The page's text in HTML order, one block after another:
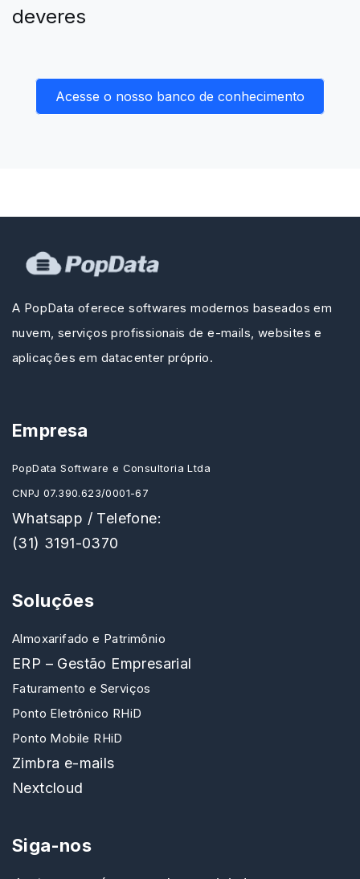
deveres
Acesse o nosso banco de conhecimento
A PopData oferece softwares modernos baseados em
nuvem, serviços profissionais de e-mails, websites e
aplicações em datacenter próprio.
Empresa
PopData Software e Consultoria Ltda
CNPJ 07.390.623/0001-67
Whatsapp / Telefone:
(31) 3191-0370
Soluções
Almoxarifado e Patrimônio
ERP – Gestão Empresarial
Faturamento e Serviços
Ponto Eletrônico RHiD
Ponto Mobile RHiD
Zimbra e-mails
Nextcloud
Siga-nos